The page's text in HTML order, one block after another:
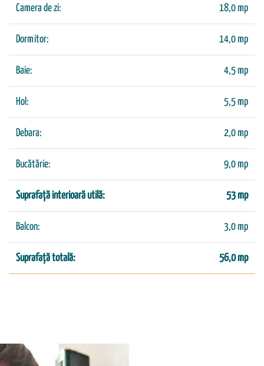
Camera de zi: 18,0 mp
Dormitor: 14,0 mp
Baie: 4,5 mp
Hol: 5,5 mp
Debara: 2,0 mp
Bucătărie: 9,0 mp
Suprafață interioară utilă: 53 mp
Balcon: 3,0 mp
Suprafață totală: 56,0 mp